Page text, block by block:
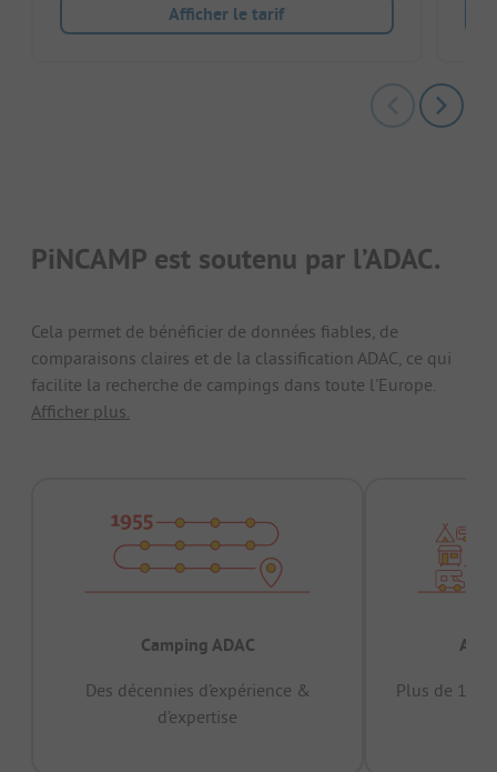
Afficher le tarif
PiNCAMP est soutenu par l’ADAC.
Cela permet de bénéficier de données fiables, de
comparaisons claires et de la classification ADAC, ce qui
facilite la recherche de campings dans toute l'Europe.
Afficher plus.
Camping ADAC
Des décennies d’expérience &
d’expertise
Plus de 15